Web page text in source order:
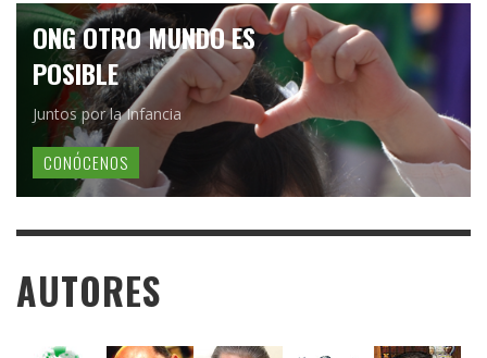
ONG OTRO MUNDO ES
POSIBLE
Juntos por la Infancia
CONÓCENOS
AUTORES